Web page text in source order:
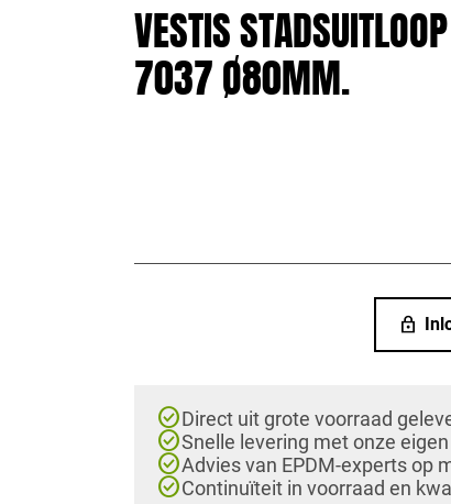
VESTIS
7037 Ø80MM.
lock
check_circleDirect uit grote voorraad
check_circleSnelle levering met onze
check_circleAdvies van EPDM-experts op
check_circleContinuïteit in voorraad en